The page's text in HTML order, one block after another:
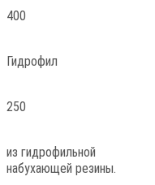
400
Гидрофил
250
из гидрофильной
набухающей резины.